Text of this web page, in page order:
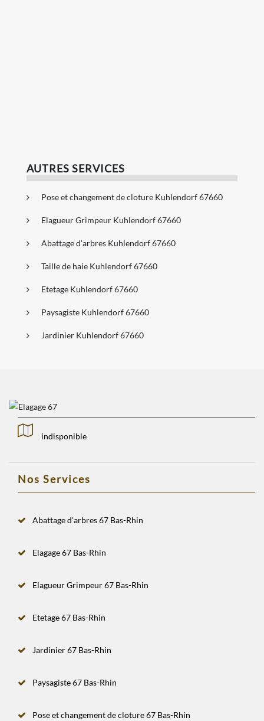
AUTRES SERVICES
Pose et changement de cloture Kuhlendorf 67660
Elagueur Grimpeur Kuhlendorf 67660
Abattage d'arbres Kuhlendorf 67660
Taille de haie Kuhlendorf 67660
Etetage Kuhlendorf 67660
Paysagiste Kuhlendorf 67660
Jardinier Kuhlendorf 67660
indisponible
Nos Services
Abattage d'arbres 67 Bas-Rhin
Elagage 67 Bas-Rhin
Elagueur Grimpeur 67 Bas-Rhin
Etetage 67 Bas-Rhin
Jardinier 67 Bas-Rhin
Paysagiste 67 Bas-Rhin
Pose et changement de cloture 67 Bas-Rhin